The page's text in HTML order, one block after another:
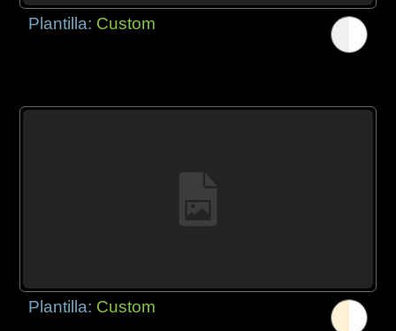
Plantilla: Custom
Plantilla: Custom